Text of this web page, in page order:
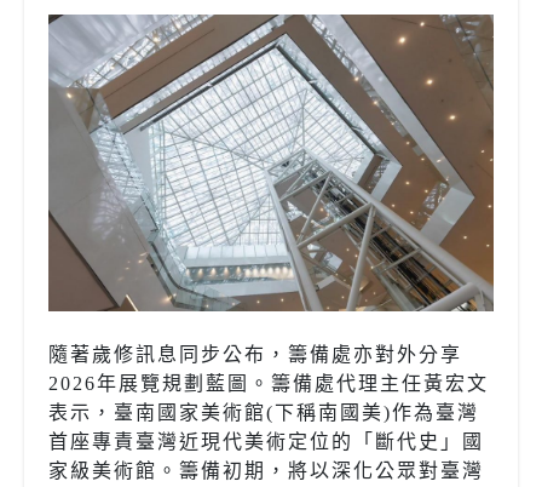
隨著歲修訊息同步公布，籌備處亦對外分享
2026年展覽規劃藍圖。籌備處代理主任黃宏文
表示，臺南國家美術館(下稱南國美)作為臺灣
首座專責臺灣近現代美術定位的「斷代史」國
家級美術館。籌備初期，將以深化公眾對臺灣